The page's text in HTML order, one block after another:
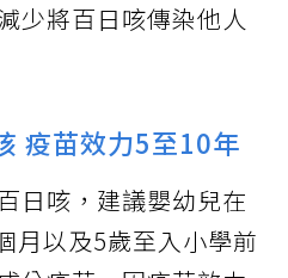
少將百日咳傳染他人
疫苗效力5至10年
日咳，建議嬰幼兒在
月以及5歲至入小學前